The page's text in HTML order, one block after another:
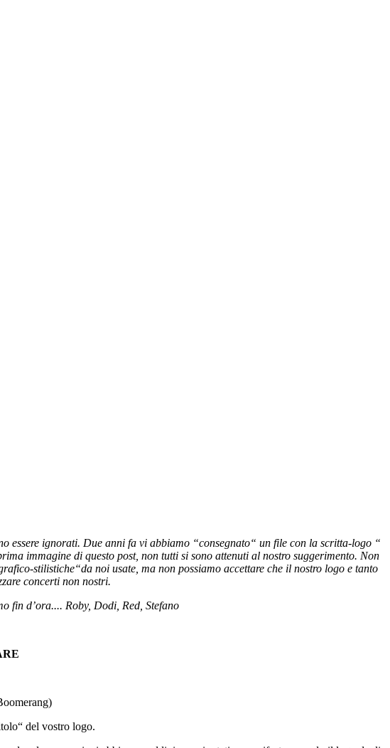
essere ignorati. Due anni fa vi abbiamo “consegnato“ un file con la scritta-logo “
immagine di questo post, non tutti si sono attenuti al nostro suggerimento. Non
stilistiche“da noi usate, ma non possiamo accettare che il nostro logo e tanto
concerti non nostri.
fin d’ora.... Roby, Dodi, Red, Stefano
del vostro logo.